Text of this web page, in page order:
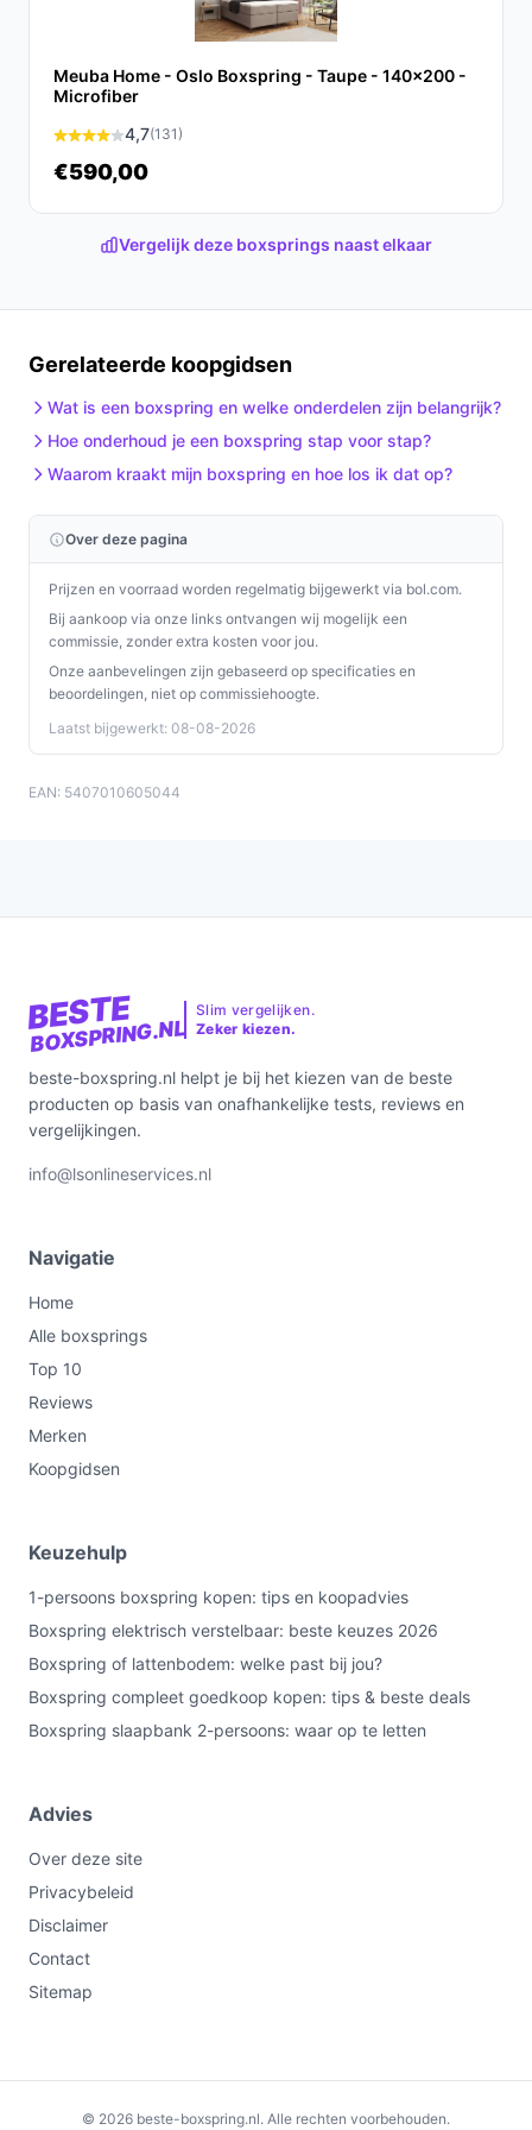
van stijl, comfort en duurzaamheid. Met zijn moderne
waardevolle aanvulling voor elke slaapkamer.
alle specificaties en vergelijk prijzen op beste-
boxspring.nl. Kies bewust wat perfect past bij jouw
behoeften!
Meuba Home - Oslo Boxspring - Taupe - 140x200 -
Microfiber
4,7(131)
€590,00
Vergelijk deze boxsprings naast elkaar
Gerelateerde koopgidsen
Wat is een boxspring en welke onderdelen zijn belangrijk?
Hoe onderhoud je een boxspring stap voor stap?
Waarom kraakt mijn boxspring en hoe los ik dat op?
Over deze pagina
Prijzen en voorraad worden regelmatig bijgewerkt via bol.com.
Bij aankoop via onze links ontvangen wij mogelijk een
commissie, zonder extra kosten voor jou.
Onze aanbevelingen zijn gebaseerd op specificaties en
beoordelingen, niet op commissiehoogte.
Laatst bijgewerkt: 08-08-2026
EAN: 5407010605044
€360,00 Bekijk op bol.com
BESTE
BOXSPRING.NL
Slim vergelijken.
Zeker kiezen.
beste-boxspring.nl helpt je bij het kiezen van de beste
producten op basis van onafhankelijke tests, reviews en
vergelijkingen.
info@lsonlineservices.nl
Navigatie
Home
Alle boxsprings
Top 10
Reviews
Merken
Koopgidsen
Keuzehulp
1-persoons boxspring kopen: tips en koopadvies
Boxspring elektrisch verstelbaar: beste keuzes 2026
Boxspring of lattenbodem: welke past bij jou?
Boxspring compleet goedkoop kopen: tips & beste deals
Boxspring slaapbank 2-persoons: waar op te letten
Advies
Over deze site
Privacybeleid
Disclaimer
Contact
Sitemap
© 2026 beste-boxspring.nl. Alle rechten voorbehouden.